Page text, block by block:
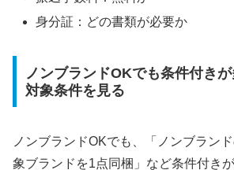
身分証：どの書類が必要か
ノンブランドOKでも条件付き
対象条件を見る
ノンブランドOKでも、「ノンブラン
象ブランドを1点同梱」など条件付き